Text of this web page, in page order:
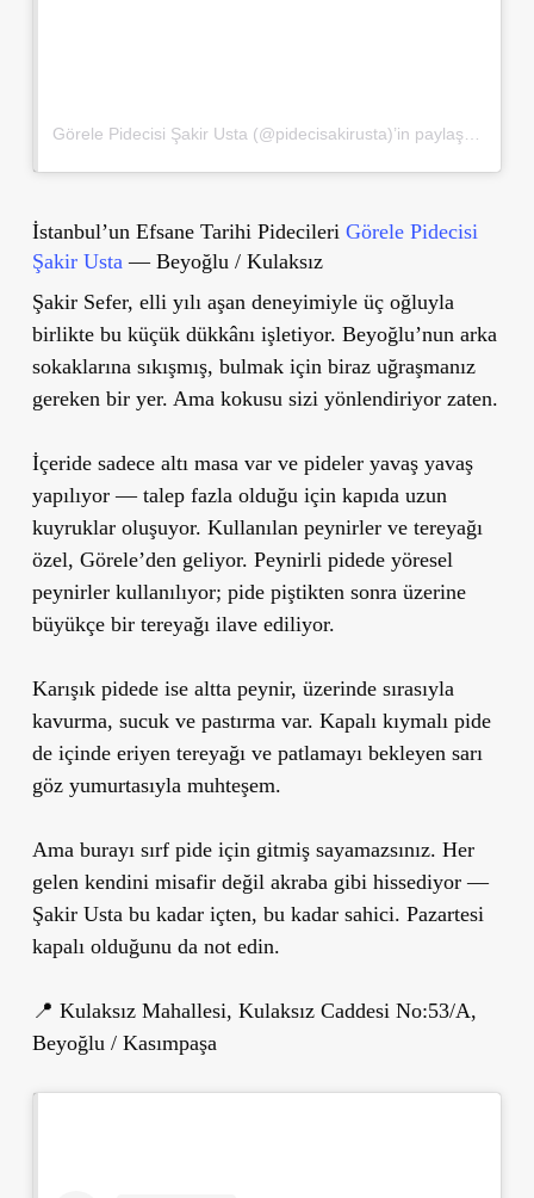
İstanbul’un Efsane Tarihi Pidecileri Görele Pidecisi
Şakir Usta — Beyoğlu / Kulaksız
Şakir Sefer, elli yılı aşan deneyimiyle üç oğluyla
birlikte bu küçük dükkânı işletiyor. Beyoğlu’nun arka
sokaklarına sıkışmış, bulmak için biraz uğraşmanız
gereken bir yer. Ama kokusu sizi yönlendiriyor zaten.
İçeride sadece altı masa var ve pideler yavaş yavaş
yapılıyor — talep fazla olduğu için kapıda uzun
kuyruklar oluşuyor. Kullanılan peynirler ve tereyağı
özel, Görele’den geliyor. Peynirli pidede yöresel
peynirler kullanılıyor; pide piştikten sonra üzerine
büyükçe bir tereyağı ilave ediliyor.
Karışık pidede ise altta peynir, üzerinde sırasıyla
kavurma, sucuk ve pastırma var. Kapalı kıymalı pide
de içinde eriyen tereyağı ve patlamayı bekleyen sarı
göz yumurtasıyla muhteşem.
Ama burayı sırf pide için gitmiş sayamazsınız. Her
gelen kendini misafir değil akraba gibi hissediyor —
Şakir Usta bu kadar içten, bu kadar sahici. Pazartesi
kapalı olduğunu da not edin.
📍 Kulaksız Mahallesi, Kulaksız Caddesi No:53/A,
Beyoğlu / Kasımpaşa